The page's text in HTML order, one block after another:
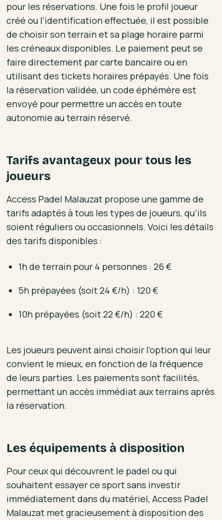
pour les réservations. Une fois le profil joueur
créé ou l’identification effectuée, il est possible
de choisir son terrain et sa plage horaire parmi
les créneaux disponibles. Le paiement peut se
faire directement par carte bancaire ou en
utilisant des tickets horaires prépayés. Une fois
la réservation validée, un code éphémère est
envoyé pour permettre un accès en toute
autonomie au terrain réservé.
Tarifs avantageux pour tous les
joueurs
Access Padel Malauzat propose une gamme de
tarifs adaptés à tous les types de joueurs, qu’ils
soient réguliers ou occasionnels. Voici les détails
des tarifs disponibles :
1h de terrain pour 4 personnes : 26 €
5h prépayées (soit 24 €/h) : 120 €
10h prépayées (soit 22 €/h) : 220 €
Les joueurs peuvent ainsi choisir l’option qui leur
convient le mieux, en fonction de la fréquence
de leurs parties. Les paiements sont facilités,
permettant un accès immédiat aux terrains après
la réservation.
Les équipements à disposition
Pour ceux qui découvrent le padel ou qui
souhaitent essayer ce sport sans investir
immédiatement dans du matériel, Access Padel
Malauzat met gracieusement à disposition des